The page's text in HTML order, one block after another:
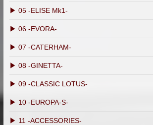
▶ 05 -ELISE Mk1-
▶ 06 -EVORA-
▶ 07 -CATERHAM-
▶ 08 -GINETTA-
▶ 09 -CLASSIC LOTUS-
▶ 10 -EUROPA-S-
▶ 11 -ACCESSORIES-